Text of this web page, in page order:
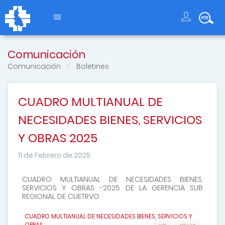
Comunicación
Comunicación Boletines
CUADRO MULTIANUAL DE
NECESIDADES BIENES, SERVICIOS
Y OBRAS 2025
11 de Febrero de 2025
CUADRO MULTIANUAL DE NECESIDADES BIENES,
SERVICIOS Y OBRAS -2025 DE LA GERENCIA SUB
REGIONAL DE CUETRVO
CUADRO MULTIANUAL DE NECESIDADES BIENES, SERVICIOS Y